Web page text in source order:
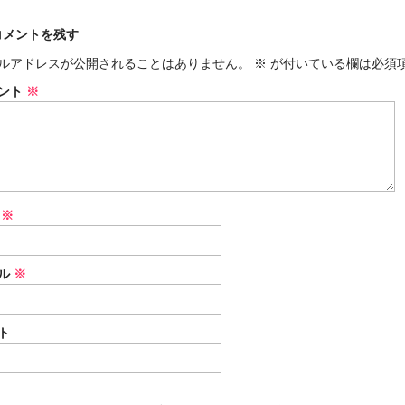
メントを残す
アドレスが公開されることはありません。
※ が付いている欄は必須
ト ※
※
※